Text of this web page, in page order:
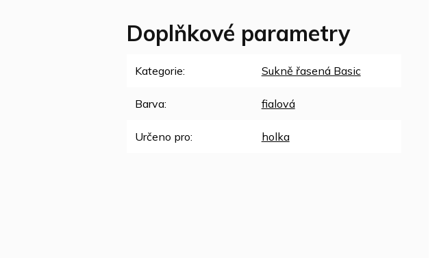
Doplňkové parametry
Kategorie: Sukně řasená Basic
Barva: fialová
Určeno pro: holka